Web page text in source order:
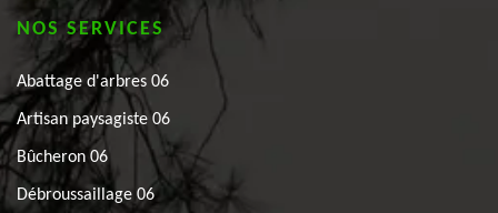
NOS SERVICES
Abattage d'arbres 06
Artisan paysagiste 06
Bûcheron 06
Débroussaillage 06